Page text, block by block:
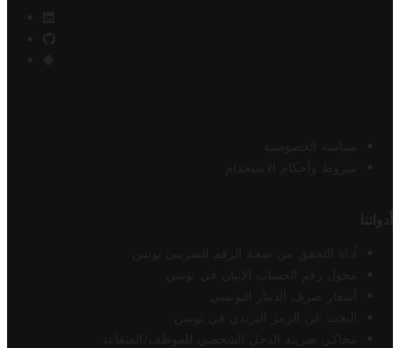
سياسة الخصوصية
شروط وأحكام الاستخدام
أدواتنا
أداة التحقق من صحة الرقم الضريبي تونس
محول رقم الحساب الآيبان في تونس
أسعار صرف الدينار التونسي
البحث عن الرمز البريدي في تونس
محاكي ضريبة الدخل الشخصي للموظف/المتقاعد